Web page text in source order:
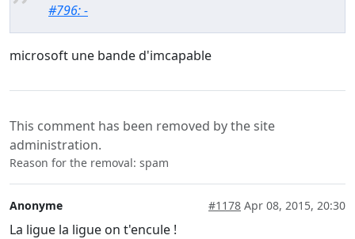
#796: -
microsoft une bande d'imcapable
This comment has been removed by the site
administration.
Reason for the removal: spam
Anonyme #1178 Apr 08, 2015, 20:30
La ligue la ligue on t'encule !